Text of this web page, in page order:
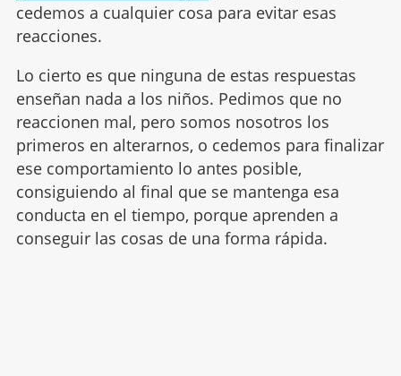
cedemos a cualquier cosa para evitar esas
reacciones.
Lo cierto es que ninguna de estas respuestas
enseñan nada a los niños. Pedimos que no
reaccionen mal, pero somos nosotros los
primeros en alterarnos, o cedemos para finalizar
ese comportamiento lo antes posible,
consiguiendo al final que se mantenga esa
conducta en el tiempo, porque aprenden a
conseguir las cosas de una forma rápida.